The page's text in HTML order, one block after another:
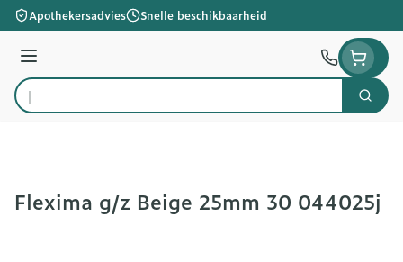
Ga naar de inhoud
Apothekersadvies Snelle beschikbaarheid
Menu
Product, merk, categorie...
Zoek
Flexima g/z Beige 25mm 30 044025j